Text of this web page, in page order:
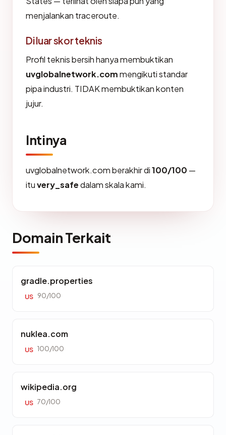
menjalankan traceroute.
Di luar skor teknis
Profil teknis bersih hanya membuktikan
uvglobalnetwork.commengikuti standar
pipa industri. TIDAK membuktikan konten
jujur.
Intinya
uvglobalnetwork.com berakhir di100/100 —
ituvery_safedalam skala kami.
Domain Terkait
gradle.properties
US 90/100
nuklea.com
US 100/100
wikipedia.org
US 70/100